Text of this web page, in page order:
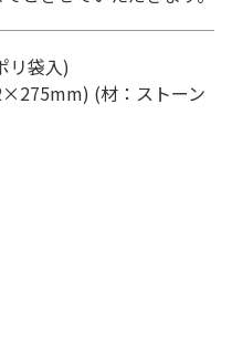
リ袋入)
(材：ストーン